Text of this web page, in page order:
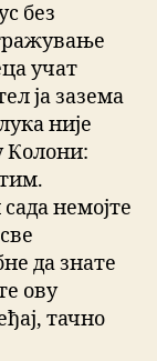
без
учат
ја зазема
није
Колони:
немојте
да знате
ову
тачно